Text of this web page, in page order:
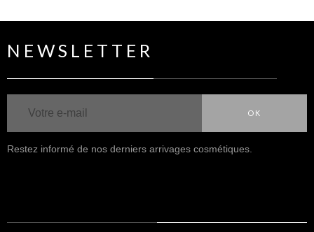
NEWSLETTER
OK
Restez informé de nos derniers arrivages cosmétiques.